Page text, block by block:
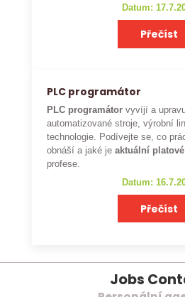
Datum:
Přečíst
PLC programátor
PLC programátor vyvíjí a
automatizované stroje, výrobní
technologie. Podívejte se, co
obnáší a jaké je aktuální
profese.
Datum:
Přečíst
Jobs